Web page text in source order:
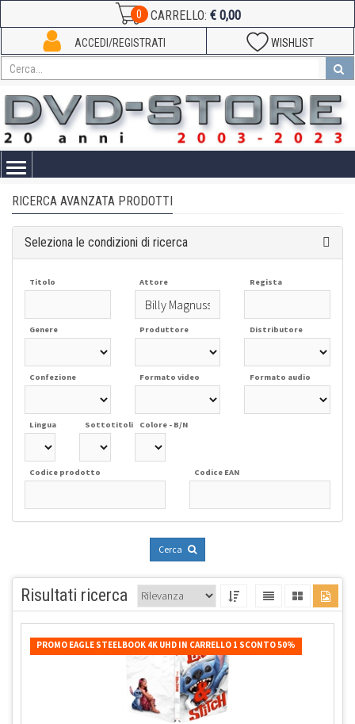
0 CARRELLO: € 0,00
WISHLIST
ACCEDI/REGISTRATI
Toggle
RICERCA AVANZATA PRODOTTI
Seleziona le condizioni di ricerca
Titolo Attore Regista
Genere Produttore Distributore
Confezione Formato video Formato audio
Lingua Sottotitoli Colore - B/N
Codice prodotto Codice EAN
Cerca
Risultati ricerca
PROMO EAGLE STEELBOOK 4K UHD IN CARRELLO 1 SCONTO 50%